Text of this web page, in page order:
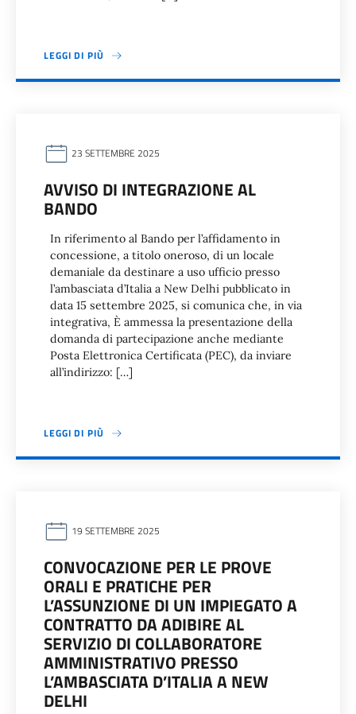
LEGGI DI PIÙ
23 SETTEMBRE 2025
AVVISO DI INTEGRAZIONE AL
BANDO
In riferimento al Bando per l’affidamento in
concessione, a titolo oneroso, di un locale
demaniale da destinare a uso ufficio presso
l’ambasciata d’Italia a New Delhi pubblicato in
data 15 settembre 2025, si comunica che, in via
integrativa, È ammessa la presentazione della
domanda di partecipazione anche mediante
Posta Elettronica Certificata (PEC), da inviare
all’indirizzo: […]
LEGGI DI PIÙ
19 SETTEMBRE 2025
CONVOCAZIONE PER LE PROVE
ORALI E PRATICHE PER
L’ASSUNZIONE DI UN IMPIEGATO A
CONTRATTO DA ADIBIRE AL
SERVIZIO DI COLLABORATORE
AMMINISTRATIVO PRESSO
L’AMBASCIATA D’ITALIA A NEW
DELHI